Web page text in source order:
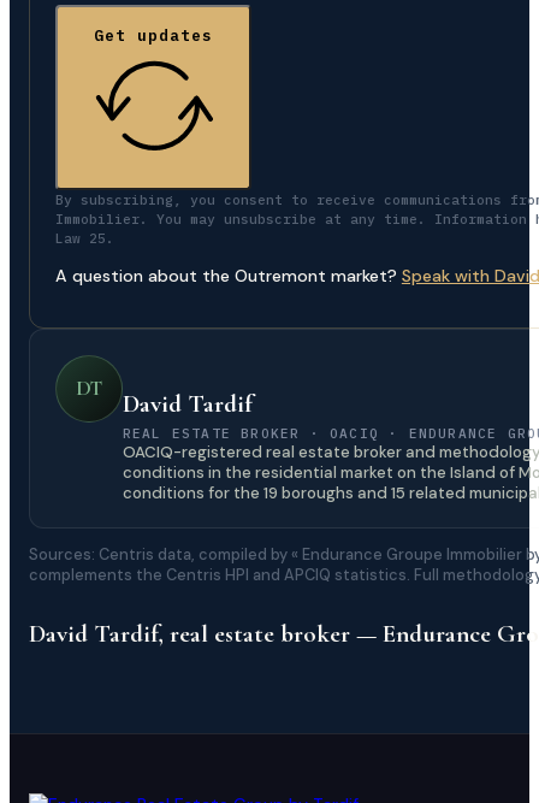
Get updates
By subscribing, you consent to receive communications from
Immobilier. You may unsubscribe at any time. Information
Law 25.
A question about the Outremont market? Speak with
DT David Tardif
REAL ESTATE BROKER · OACIQ · ENDURANCE
OACIQ-registered real estate broker and
conditions in the residential market on the Island of
conditions for the 19 boroughs and 15 related
Sources: Centris data, compiled by « Endurance Groupe Immobilier
complements the Centris HPI and APCIQ statistics. Full
David Tardif, real estate broker — Endurance